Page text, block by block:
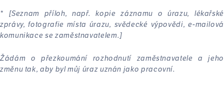
* [Seznam příloh, např. kopie záznamu o úrazu, lékařské
zprávy, fotografie místa úrazu, svědecké výpovědi, e-mailová
komunikace se zaměstnavatelem.]
Žádám o přezkoumání rozhodnutí zaměstnavatele a jeho
změnu tak, aby byl můj úraz uznán jako pracovní.